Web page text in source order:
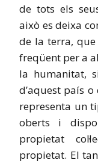
de tots els
això es deixa
de la terra, que
freqüent per a
la humanitat,
d’aquest país o
representa un
oberts i
propietat
propietat. El